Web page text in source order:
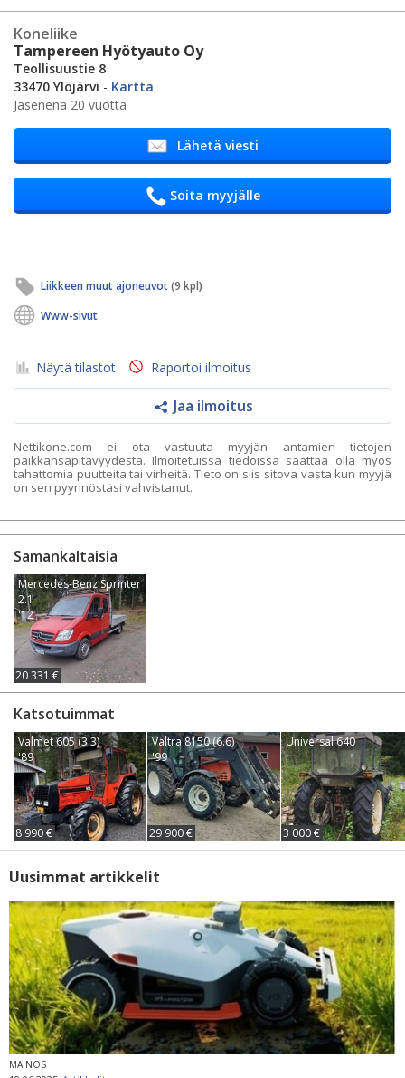
Koneliike
Tampereen Hyötyauto Oy
Teollisuustie 8
33470 Ylöjärvi - Kartta
Jäsenenä 20 vuotta
Lähetä viesti
Soita myyjälle
Liikkeen muut ajoneuvot(9 kpl)
Www-sivut
Näytä tilastot Raportoi ilmoitus
Jaa ilmoitus
Nettikone.com ei ota vastuuta myyjän antamien tietojen
paikkansapitävyydestä. Ilmoitetuissa tiedoissa saattaa olla myös
tahattomia puutteita tai virheitä. Tieto on siis sitova vasta kun myyjä
on sen pyynnöstäsi vahvistanut.
Samankaltaisia
Mercedes-Benz Sprinter
2.1
'12
20 331 €
Katsotuimmat
Valmet 605 (3.3)
'89
8 990 €
Valtra 8150 (6.6)
'99
29 900 €
Universal 640
3 000 €
Uusimmat artikkelit
MAINOS